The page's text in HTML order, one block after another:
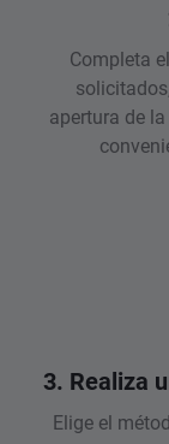
Completa
apertura de
3. Realiza
Elige el